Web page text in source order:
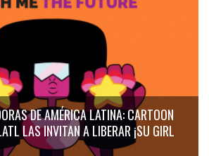
DE AMÉRICA LATINA: CARTOON
LAS INVITAN A LIBERAR ¡SU GIRL